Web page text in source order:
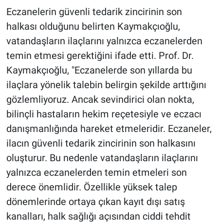
Eczanelerin güvenli tedarik zincirinin son
halkası olduğunu belirten Kaymakçıoğlu,
vatandaşların ilaçlarını yalnızca eczanelerden
temin etmesi gerektiğini ifade etti. Prof. Dr.
Kaymakçıoğlu, "Eczanelerde son yıllarda bu
ilaçlara yönelik talebin belirgin şekilde arttığını
gözlemliyoruz. Ancak sevindirici olan nokta,
bilinçli hastaların hekim reçetesiyle ve eczacı
danışmanlığında hareket etmeleridir. Eczaneler,
ilacın güvenli tedarik zincirinin son halkasını
oluşturur. Bu nedenle vatandaşların ilaçlarını
yalnızca eczanelerden temin etmeleri son
derece önemlidir. Özellikle yüksek talep
dönemlerinde ortaya çıkan kayıt dışı satış
kanalları, halk sağlığı açısından ciddi tehdit